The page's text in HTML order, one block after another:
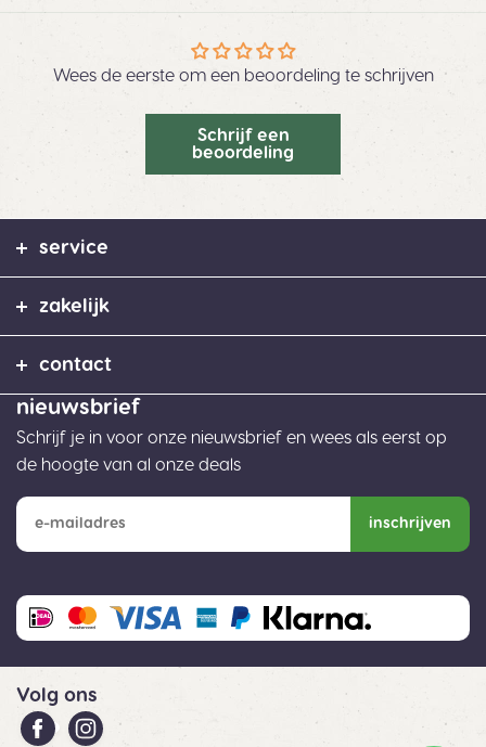
Wees de eerste om een beoordeling te schrijven
Schrijf een
beoordeling
nieuwsbrief
Schrijf je in voor onze nieuwsbrief en wees als eerst op
de hoogte van al onze deals
inschrijven
service
zakelijk
contact
Volg ons